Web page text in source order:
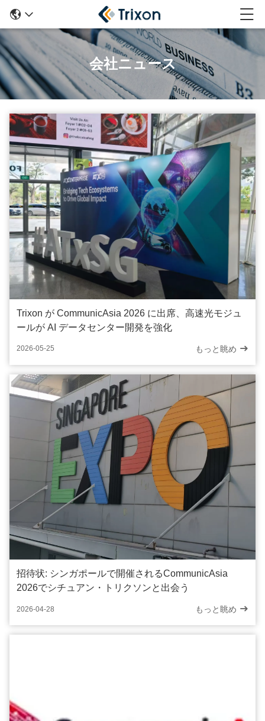
会社ニュース
Trixon が CommunicAsia 2026 に出席、高速光モジュ
ールが AI データセンター開発を強化
2026-05-25 もっと眺め
招待状: シンガポールで開催されるCommunicAsia
2026でシチュアン・トリクソンと出会う
2026-04-28 もっと眺め